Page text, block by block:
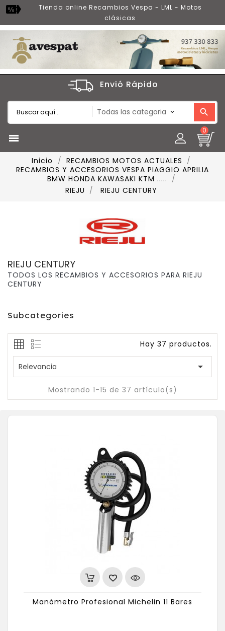
Tienda online Recambios Vespa - LML - Motos
clásicas
Envió Rápido

0
Inicio
RECAMBIOS MOTOS ACTUALES
RECAMBIOS Y ACCESORIOS VESPA PIAGGIO APRILIA
BMW HONDA KAWASAKI KTM .....
RIEJU
RIEJU CENTURY
RIEJU CENTURY
TODOS LOS RECAMBIOS Y ACCESORIOS PARA RIEJU
CENTURY
Subcategories
Hay 37 productos.
Relevancia 
Mostrando 1-15 de 37 artículo(s)
Manómetro Profesional Michelin 11 Bares